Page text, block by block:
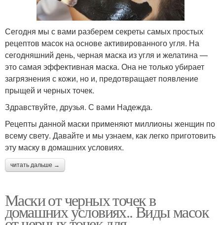
Сегодня мы с вами разберем секреты самых простых
рецептов масок на основе активированного угля. На
сегодняшний день, черная маска из угля и желатина —
это самая эффективная маска. Она не только убирает
загрязнения с кожи, но и, предотвращает появление
прыщей и черных точек.
Здравствуйте, друзья. С вами Надежда.
Рецепты данной маски применяют миллионы женщин по
всему свету. Давайте и мы узнаем, как легко приготовить
эту маску в домашних условиях.
читать дальше →
Маски от черных точек в
домашних условиях.. Виды масок